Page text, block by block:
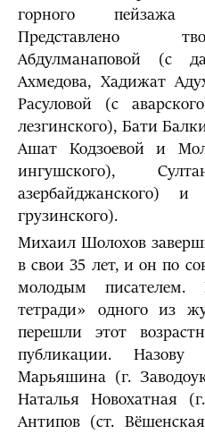
горного
Представлено
Абдулманаповой (с
Ахмедова, Хадижат
Расуловой (с
лезгинского), Бати
Ашат Кодзоевой и
ингушского),
азербайджанского)
грузинского).
Михаил Шолохов
в свои 35 лет, и он по
молодым писателем.
тетради» одного из
перешли этот
публикации.
Марьяшина (г.
Наталья Новохатная
Антипов (ст.